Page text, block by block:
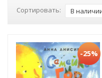
Сортировать: В
-25%